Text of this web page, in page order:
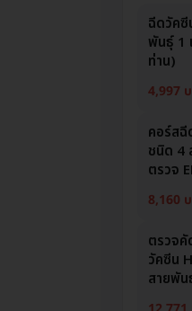
ฉีดวัคซี
พันธุ์ 1
ท่าน)
4,997
คอร์สฉี
ชนิด 4
ตรวจ
8,160
ตรวจคั
วัคซีน
สายพั